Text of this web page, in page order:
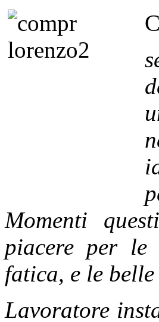
Momenti
piacere per le
fatica, e le
Lavoratore ins